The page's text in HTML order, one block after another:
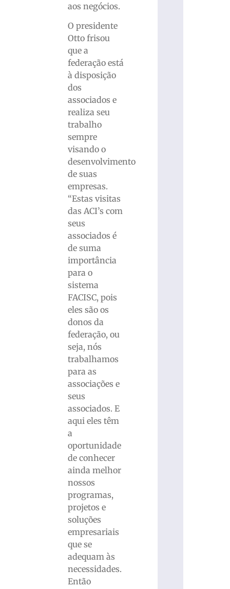
aos negócios.
O presidente
Otto frisou
que a
federação está
à disposição
dos
associados e
realiza seu
trabalho
sempre
visando o
desenvolvimento
de suas
empresas.
“Estas visitas
das ACI’s com
seus
associados é
de suma
importância
para o
sistema
FACISC, pois
eles são os
donos da
federação, ou
seja, nós
trabalhamos
para as
associações e
seus
associados. E
aqui eles têm
a
oportunidade
de conhecer
ainda melhor
nossos
programas,
projetos e
soluções
empresariais
que se
adequam às
necessidades.
Então